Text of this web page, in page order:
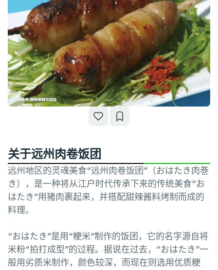
关于远州肉卷饭团
远州地区的灵魂美食“远州肉卷饭团”（おはたき肉巻
き），是一种将从江户时代传承下来的传统美食“お
はたき”用猪肉裹起来，并搭配甜辣酱料烤制而成的
料理。
“おはたき”是用“粳米”制作的饭团，它的名字源自将
米粉“拍打成型”的过程。据说在过去，“おはたき”一
般用劣质米制作，颜色较深，而现在则选用优质粳